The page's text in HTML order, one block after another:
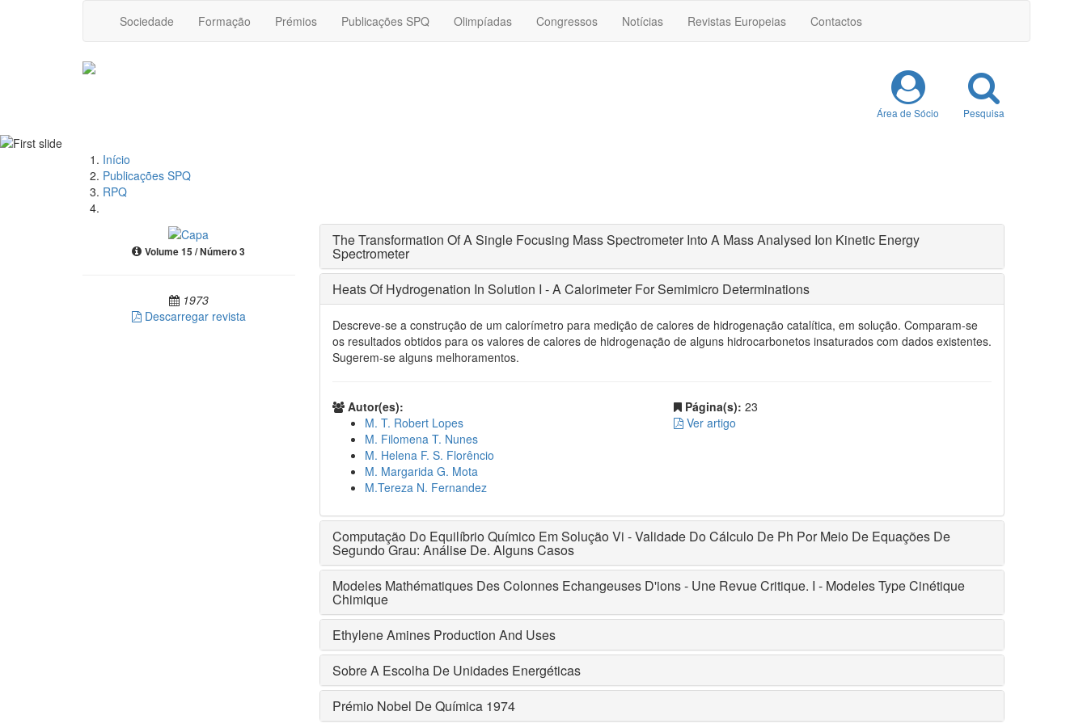
Sociedade Formação Prémios Publicações SPQ Olimpíadas Congressos Notícias Revistas Europeias Contactos
Área de Sócio Pesquisa
Início
Publicações SPQ
RPQ
Volume 15 / Número 3
1973
Descarregar revista
The Transformation Of A Single Focusing Mass Spectrometer Into A Mass Analysed Ion Kinetic Energy
Spectrometer
Heats Of Hydrogenation In Solution I - A Calorimeter For Semimicro Determinations
Descreve-se a construção de um calorímetro para medição de calores de hidrogenação catalítica, em solução. Comparam-se
os resultados obtidos para os valores de calores de hidrogenação de alguns hidrocarbonetos insaturados com dados existentes.
Sugerem-se alguns melhoramentos.
Autor(es):
M. T. Robert Lopes
M. Filomena T. Nunes
M. Helena F. S. Florêncio
M. Margarida G. Mota
M.Tereza N. Fernandez
Página(s): 23
Ver artigo
Computação Do Equilíbrio Químico Em Solução Vi - Validade Do Cálculo De Ph Por Meio De Equações De
Segundo Grau: Análise De. Alguns Casos
Modeles Mathématiques Des Colonnes Echangeuses D'ions - Une Revue Critique. I - Modeles Type Cinétique
Chimique
Ethylene Amines Production And Uses
Sobre A Escolha De Unidades Energéticas
Prémio Nobel De Química 1974